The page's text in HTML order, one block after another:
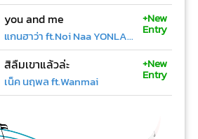
you and me
แกนฮาว่า ft.Noi Naa YONLAPA
+New
Entry
สิลืมเขาแล้วล่ะ
เน็ค นฤพล ft.Wanmai
+New
Entry